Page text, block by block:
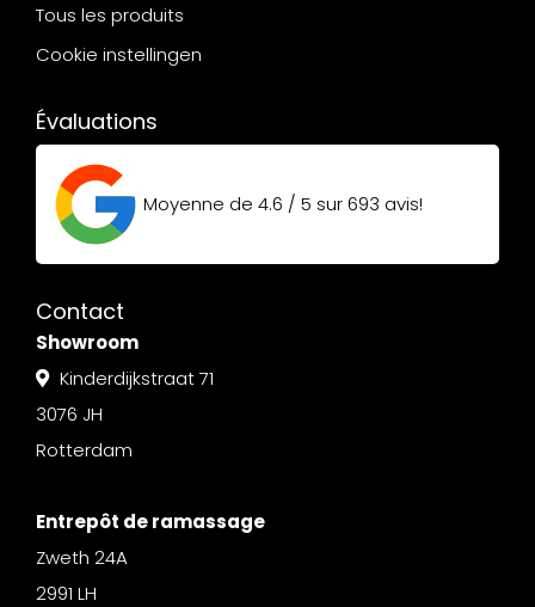
Tous les produits
Cookie instellingen
Évaluations
Moyenne de 4.6 / 5 sur693 avis!
Contact
Showroom
Kinderdijkstraat 71
3076 JH
Rotterdam
Entrepôt de ramassage
Zweth 24A
2991 LH